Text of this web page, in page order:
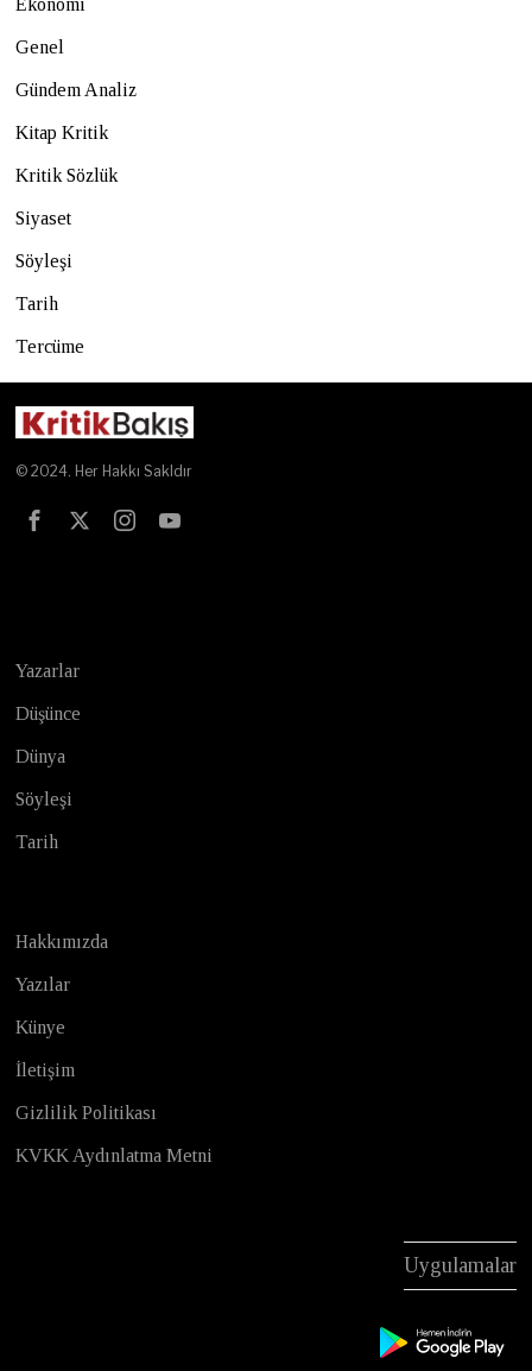
Ekonomi
Genel
Gündem Analiz
Kitap Kritik
Kritik Sözlük
Siyaset
Söyleşi
Tarih
Tercüme
© 2024. Her Hakkı Sakldır
Yazarlar
Düşünce
Dünya
Söyleşi
Tarih
Hakkımızda
Yazılar
Künye
İletişim
Gizlilik Politikası
KVKK Aydınlatma Metni
Uygulamalar